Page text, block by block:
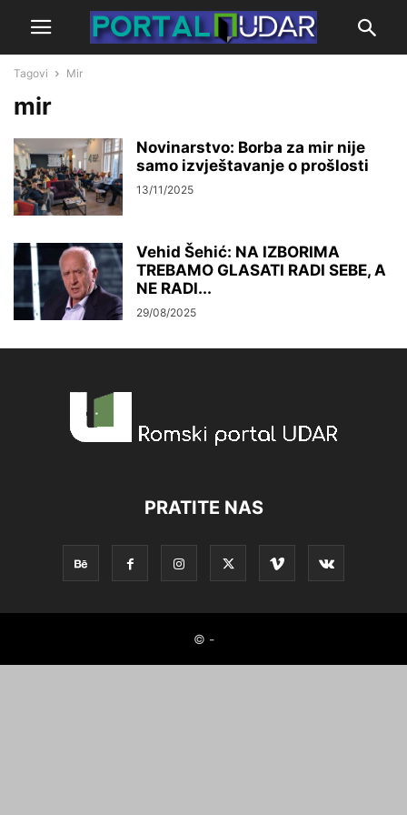
Tagovi Mir
mir
Novinarstvo: Borba za mir nije
samo izvještavanje o prošlosti
13/11/2025
Vehid Šehić: NA IZBORIMA
TREBAMO GLASATI RADI SEBE, A
NE RADI...
29/08/2025
PRATITE NAS
© -